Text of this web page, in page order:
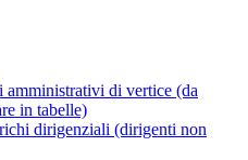
amministrativi di vertice (da
in tabelle)
dirigenziali (dirigenti non